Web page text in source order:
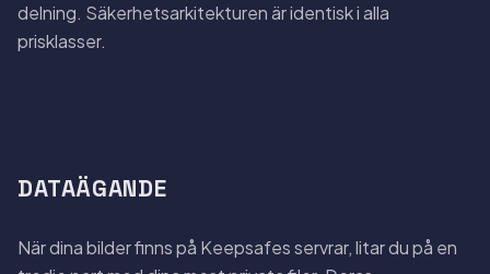
delning. Säkerhetsarkitekturen är identisk i alla
prisklasser.
DATAÄGANDE
När dina bilder finns på Keepsafes servrar, litar du på en